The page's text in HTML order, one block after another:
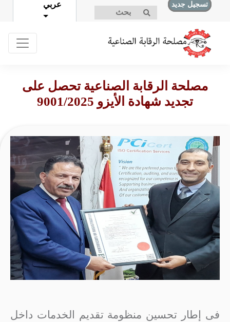
تسجيل جديد
تسجيل الدخول
عربي
مصلحة الرقابة الصناعية تحصل على
تجديد شهادة الأيزو 9001/2025
فى إطار تحسين منظومة تقديم الخدمات داخل